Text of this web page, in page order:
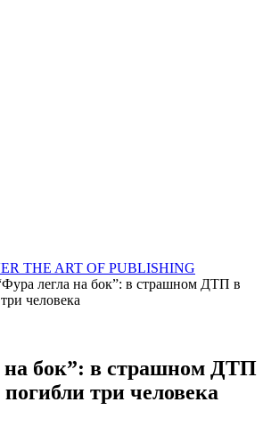
THE ART OF PUBLISHING
легла на бок”: в страшном ДТП в
человека
на бок”: в страшном ДТП
три человека